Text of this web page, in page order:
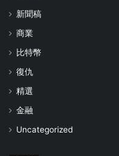
新聞稿
商業
比特幣
復仇
精選
金融
Uncategorized